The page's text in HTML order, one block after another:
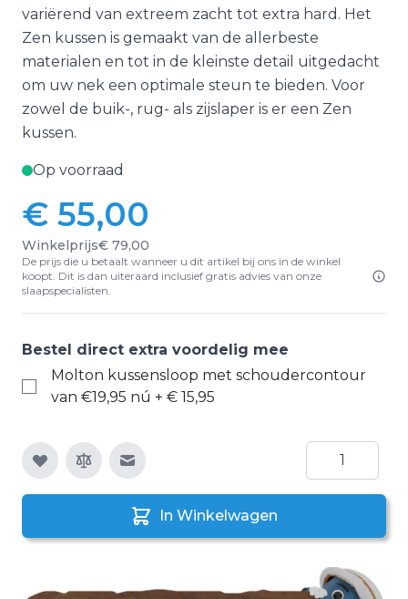
variërend van extreem zacht tot extra hard. Het
Zen kussen is gemaakt van de allerbeste
materialen en tot in de kleinste detail uitgedacht
om uw nek een optimale steun te bieden. Voor
zowel de buik-, rug- als zijslaper is er een Zen
kussen.
Op voorraad
€ 55,00
Winkelprijs€ 79,00
De prijs die u betaalt wanneer u dit artikel bij ons in de winkel
koopt. Dit is dan uiteraard inclusief gratis advies van onze
slaapspecialisten.
Bestel direct extra voordelig mee
Molton kussensloop met schoudercontour
van €19,95 nú + € 15,95
E-mail naar een vriend
Aantal
In Winkelwagen